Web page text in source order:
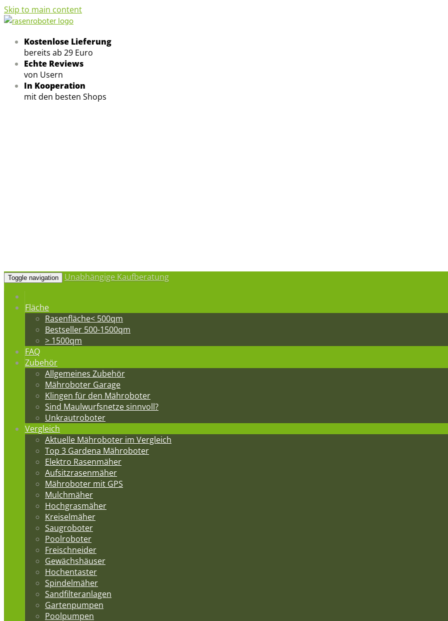
Skip to main content
Kostenlose Lieferung
bereits ab 29 Euro
Echte Reviews
von Usern
In Kooperation
mit den besten Shops
Toggle navigation Unabhängige Kaufberatung
Fläche
Rasenfläche< 500qm
Bestseller 500-1500qm
> 1500qm
FAQ
Zubehör
Allgemeines Zubehör
Mähroboter Garage
Klingen für den Mähroboter
Sind Maulwurfsnetze sinnvoll?
Unkrautroboter
Vergleich
Aktuelle Mähroboter im Vergleich
Top 3 Gardena Mähroboter
Elektro Rasenmäher
Aufsitzrasenmäher
Mähroboter mit GPS
Mulchmäher
Hochgrasmäher
Kreiselmäher
Saugroboter
Poolroboter
Freischneider
Gewächshäuser
Hochentaster
Spindelmäher
Sandfilteranlagen
Gartenpumpen
Poolpumpen